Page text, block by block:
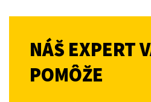
NÁŠ EXPERT
POMÔŽE